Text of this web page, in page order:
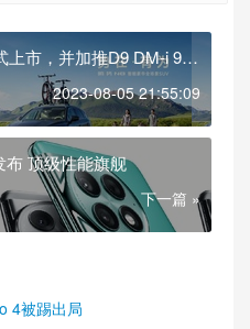
市，并加推D9 DM-i 965
2023-08-05 21:55:09
布 顶级性能旗舰
下一篇 »
4被踢出局